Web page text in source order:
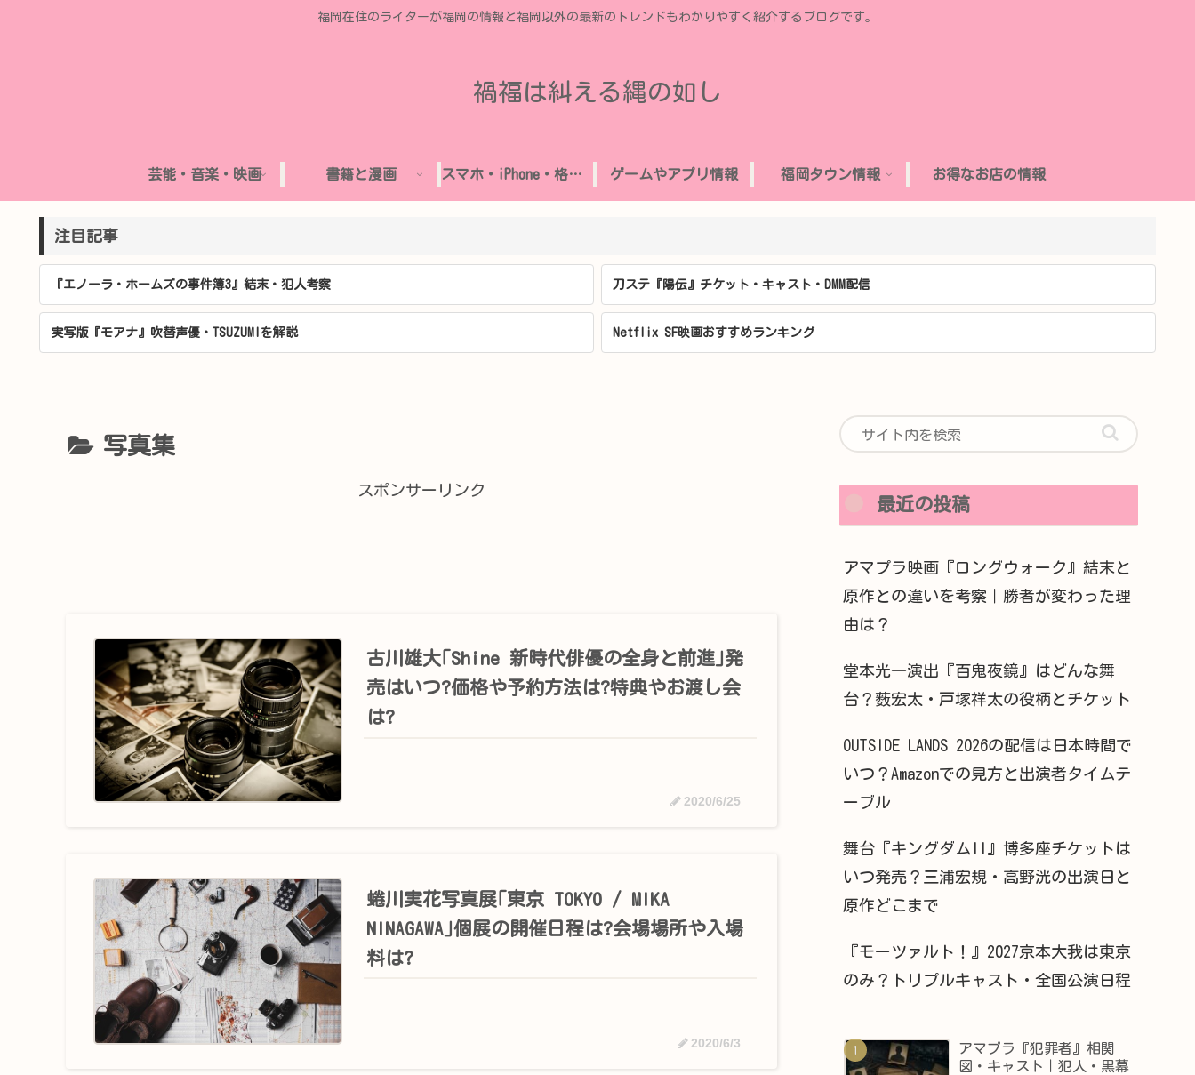
福岡在住のライターが福岡の情報と福岡以外の最新のトレンドもわかりやすく紹介するブログです。
禍福は糾える縄の如し
芸能・音楽・映画 書籍と漫画 スマホ・iPhone・格安SIM ゲームやアプリ情報 福岡タウン情報 お得なお店の情報
注目記事
『エノーラ・ホームズの事件簿3』結末・犯人考察 刀ステ『陽伝』チケット・キャスト・DMM配信
実写版『モアナ』吹替声優・TSUZUMIを解説 Netflix SF映画おすすめランキング
写真集
スポンサーリンク
古川雄大｢Shine 新時代俳優の全身と前進｣発
売はいつ?価格や予約方法は?特典やお渡し会
は?
2020/6/25
蜷川実花写真展｢東京 TOKYO / MIKA
NINAGAWA｣個展の開催日程は?会場場所や入場
料は?
2020/6/3
最近の投稿
アマプラ映画『ロングウォーク』結末と
原作との違いを考察｜勝者が変わった理
由は？
堂本光一演出『百鬼夜鏡』はどんな舞
台？薮宏太・戸塚祥太の役柄とチケット
OUTSIDE LANDS 2026の配信は日本時間で
いつ？Amazonでの見方と出演者タイムテ
ーブル
舞台『キングダムII』博多座チケットは
いつ発売？三浦宏規・高野洸の出演日と
原作どこまで
『モーツァルト！』2027京本大我は東京
のみ？トリプルキャスト・全国公演日程
アマプラ『犯罪者』相関
図・キャスト｜犯人・黒幕